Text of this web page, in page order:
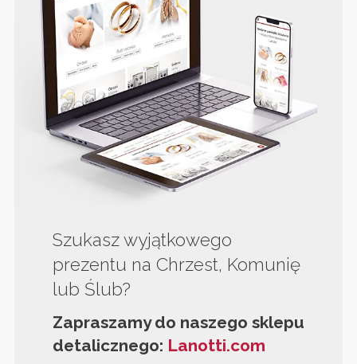
Szukasz wyjątkowego
prezentu na Chrzest, Komunię
lub Ślub?
Zapraszamy do naszego sklepu
detalicznego: Lanotti.com